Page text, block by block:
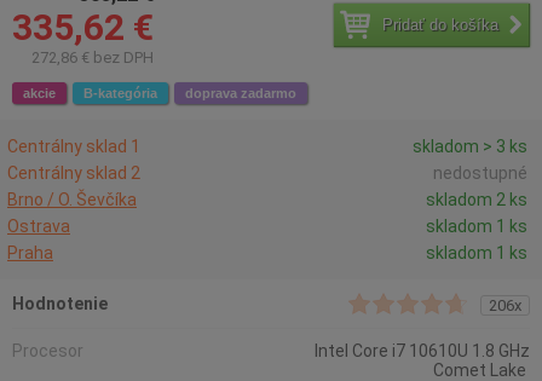
335,62 €
272,86 € bez DPH
Pridať do košíka
akcie B-kategória doprava zadarmo
Centrálny sklad 1
skladom > 3 ks
Centrálny sklad 2
nedostupné
Brno / O. Ševčíka
skladom 2 ks
Ostrava
skladom 1 ks
Praha
skladom 1 ks
Hodnotenie 206x
Procesor
Intel Core i7 10610U 1.8 GHz
Comet Lake